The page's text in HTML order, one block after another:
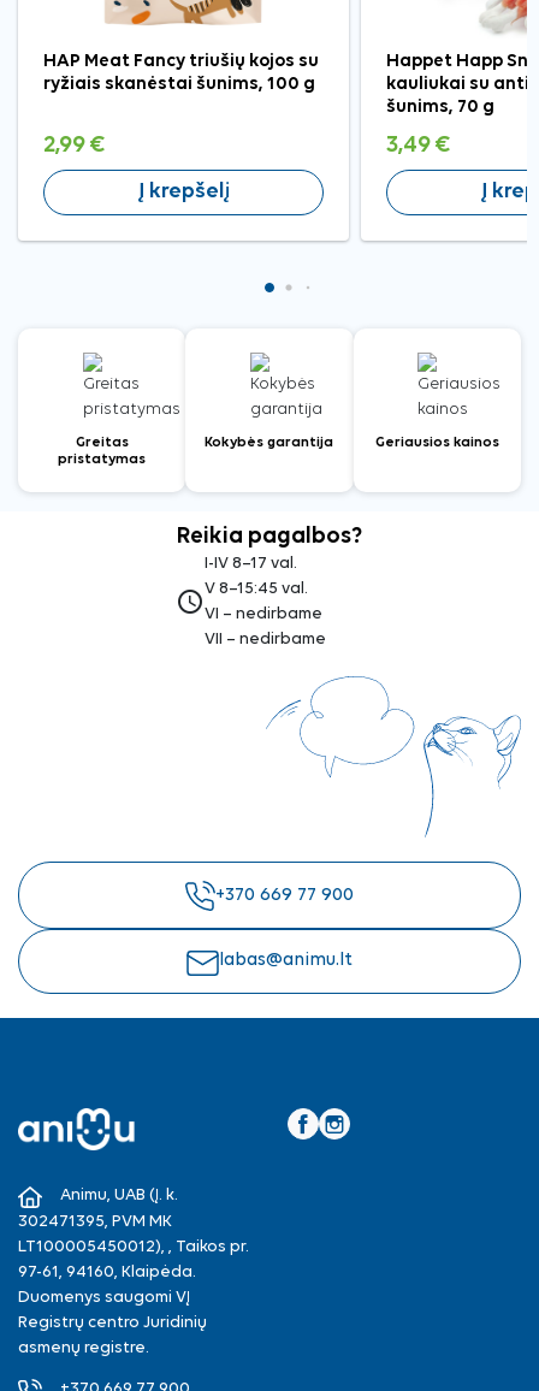
HAP Meat Fancy triušių kojos su
ryžiais skanėstai šunims, 100 g
2,99 €
Į krepšelį
Happet Happ
kauliukai su
šunims, 70 g
3,49 €
Į
Greitas
pristatymas
Kokybės garantija Geriausios kainos
Reikia pagalbos?
access_time
I-IV 8–17 val.
V 8–15:45 val.
VI – nedirbame
VII – nedirbame
+370 669 77 900
labas@animu.lt
Animu, UAB (Į. k.
302471395, PVM MK
LT100005450012), , Taikos pr.
97-61, 94160, Klaipėda.
Duomenys saugomi VĮ
Registrų centro Juridinių
asmenų registre.